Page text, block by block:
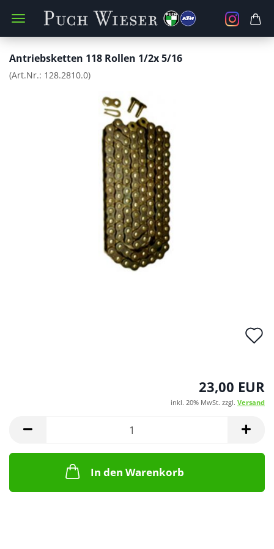
Antriebsketten 118 Rollen 1/2x 5/16
(Art.Nr.: 128.2810.0)
23,00 EUR
inkl. 20% MwSt. zzgl. Versand
In den Warenkorb